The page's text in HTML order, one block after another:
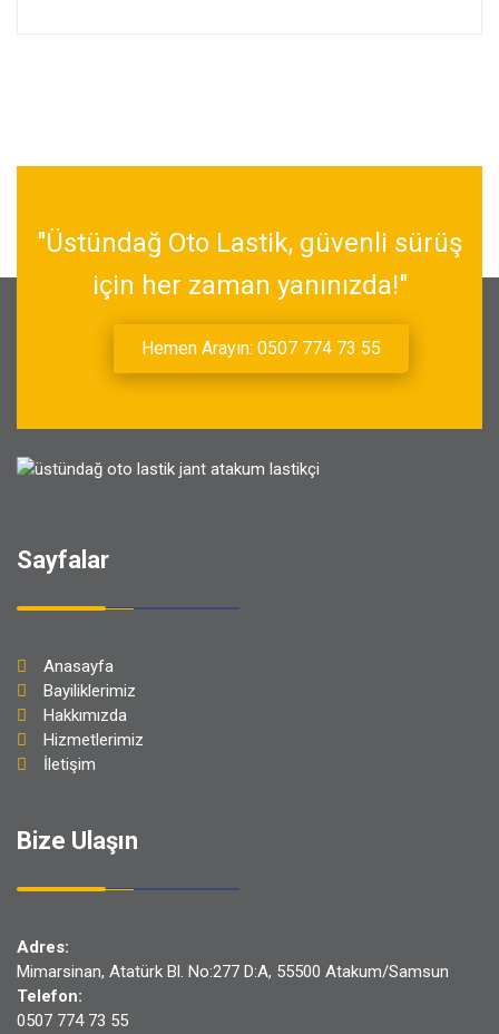
"Üstündağ Oto Lastik, güvenli sürüş
için her zaman yanınızda!"
Hemen Arayın: 0507 774 73 55
Sayfalar
Anasayfa
Bayiliklerimiz
Hakkımızda
Hizmetlerimiz
İletişim
Bize Ulaşın
Adres:
Mimarsinan, Atatürk Bl. No:277 D:A, 55500 Atakum/Samsun
Telefon:
0507 774 73 55